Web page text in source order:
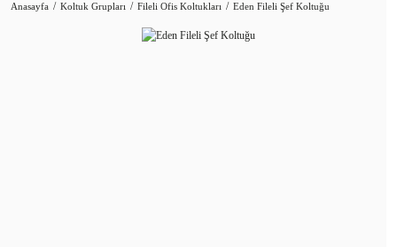
Anasayfa Koltuk Grupları Fileli Ofis Koltukları Eden Fileli Şef Koltuğu